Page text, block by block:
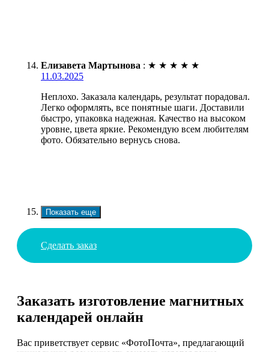
Елизавета Мартынова : ★ ★ ★ ★ ★
11.03.2025
Неплохо. Заказала календарь, результат порадовал.
Легко оформлять, все понятные шаги. Доставили
быстро, упаковка надежная. Качество на высоком
уровне, цвета яркие. Рекомендую всем любителям
фото. Обязательно вернусь снова.
Показать еще
Сделать заказ
Заказать изготовление магнитных
календарей онлайн
Вас приветствует сервис «ФотоПочта», предлагающий